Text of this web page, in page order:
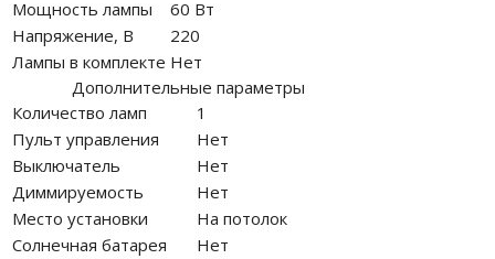
Мощность лампы
60 Вт
Напряжение, В
220
Лампы в комплекте Нет
Дополнительные параметры
Количество ламп
1
Пульт управления
Нет
Выключатель
Нет
Диммируемость
Нет
Место установки
На потолок
Солнечная батарея
Нет